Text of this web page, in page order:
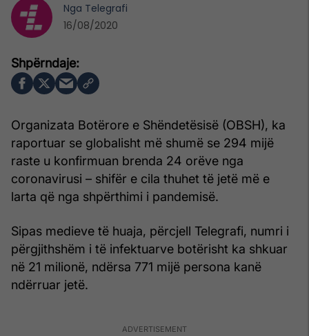
Organizata Botërore e Shëndetësisë (OBSH), ka
raportuar se globalisht më shumë se 294 mijë
raste u konfirmuan brenda 24 orëve nga
coronavirusi – shifër e cila thuhet të jetë më e
larta që nga shpërthimi i pandemisë.
Sipas medieve të huaja, përcjell Telegrafi, numri i
përgjithshëm i të infektuarve botërisht ka shkuar
në 21 milionë, ndërsa 771 mijë persona kanë
ndërruar jetë.
Nga Telegrafi
16/08/2020